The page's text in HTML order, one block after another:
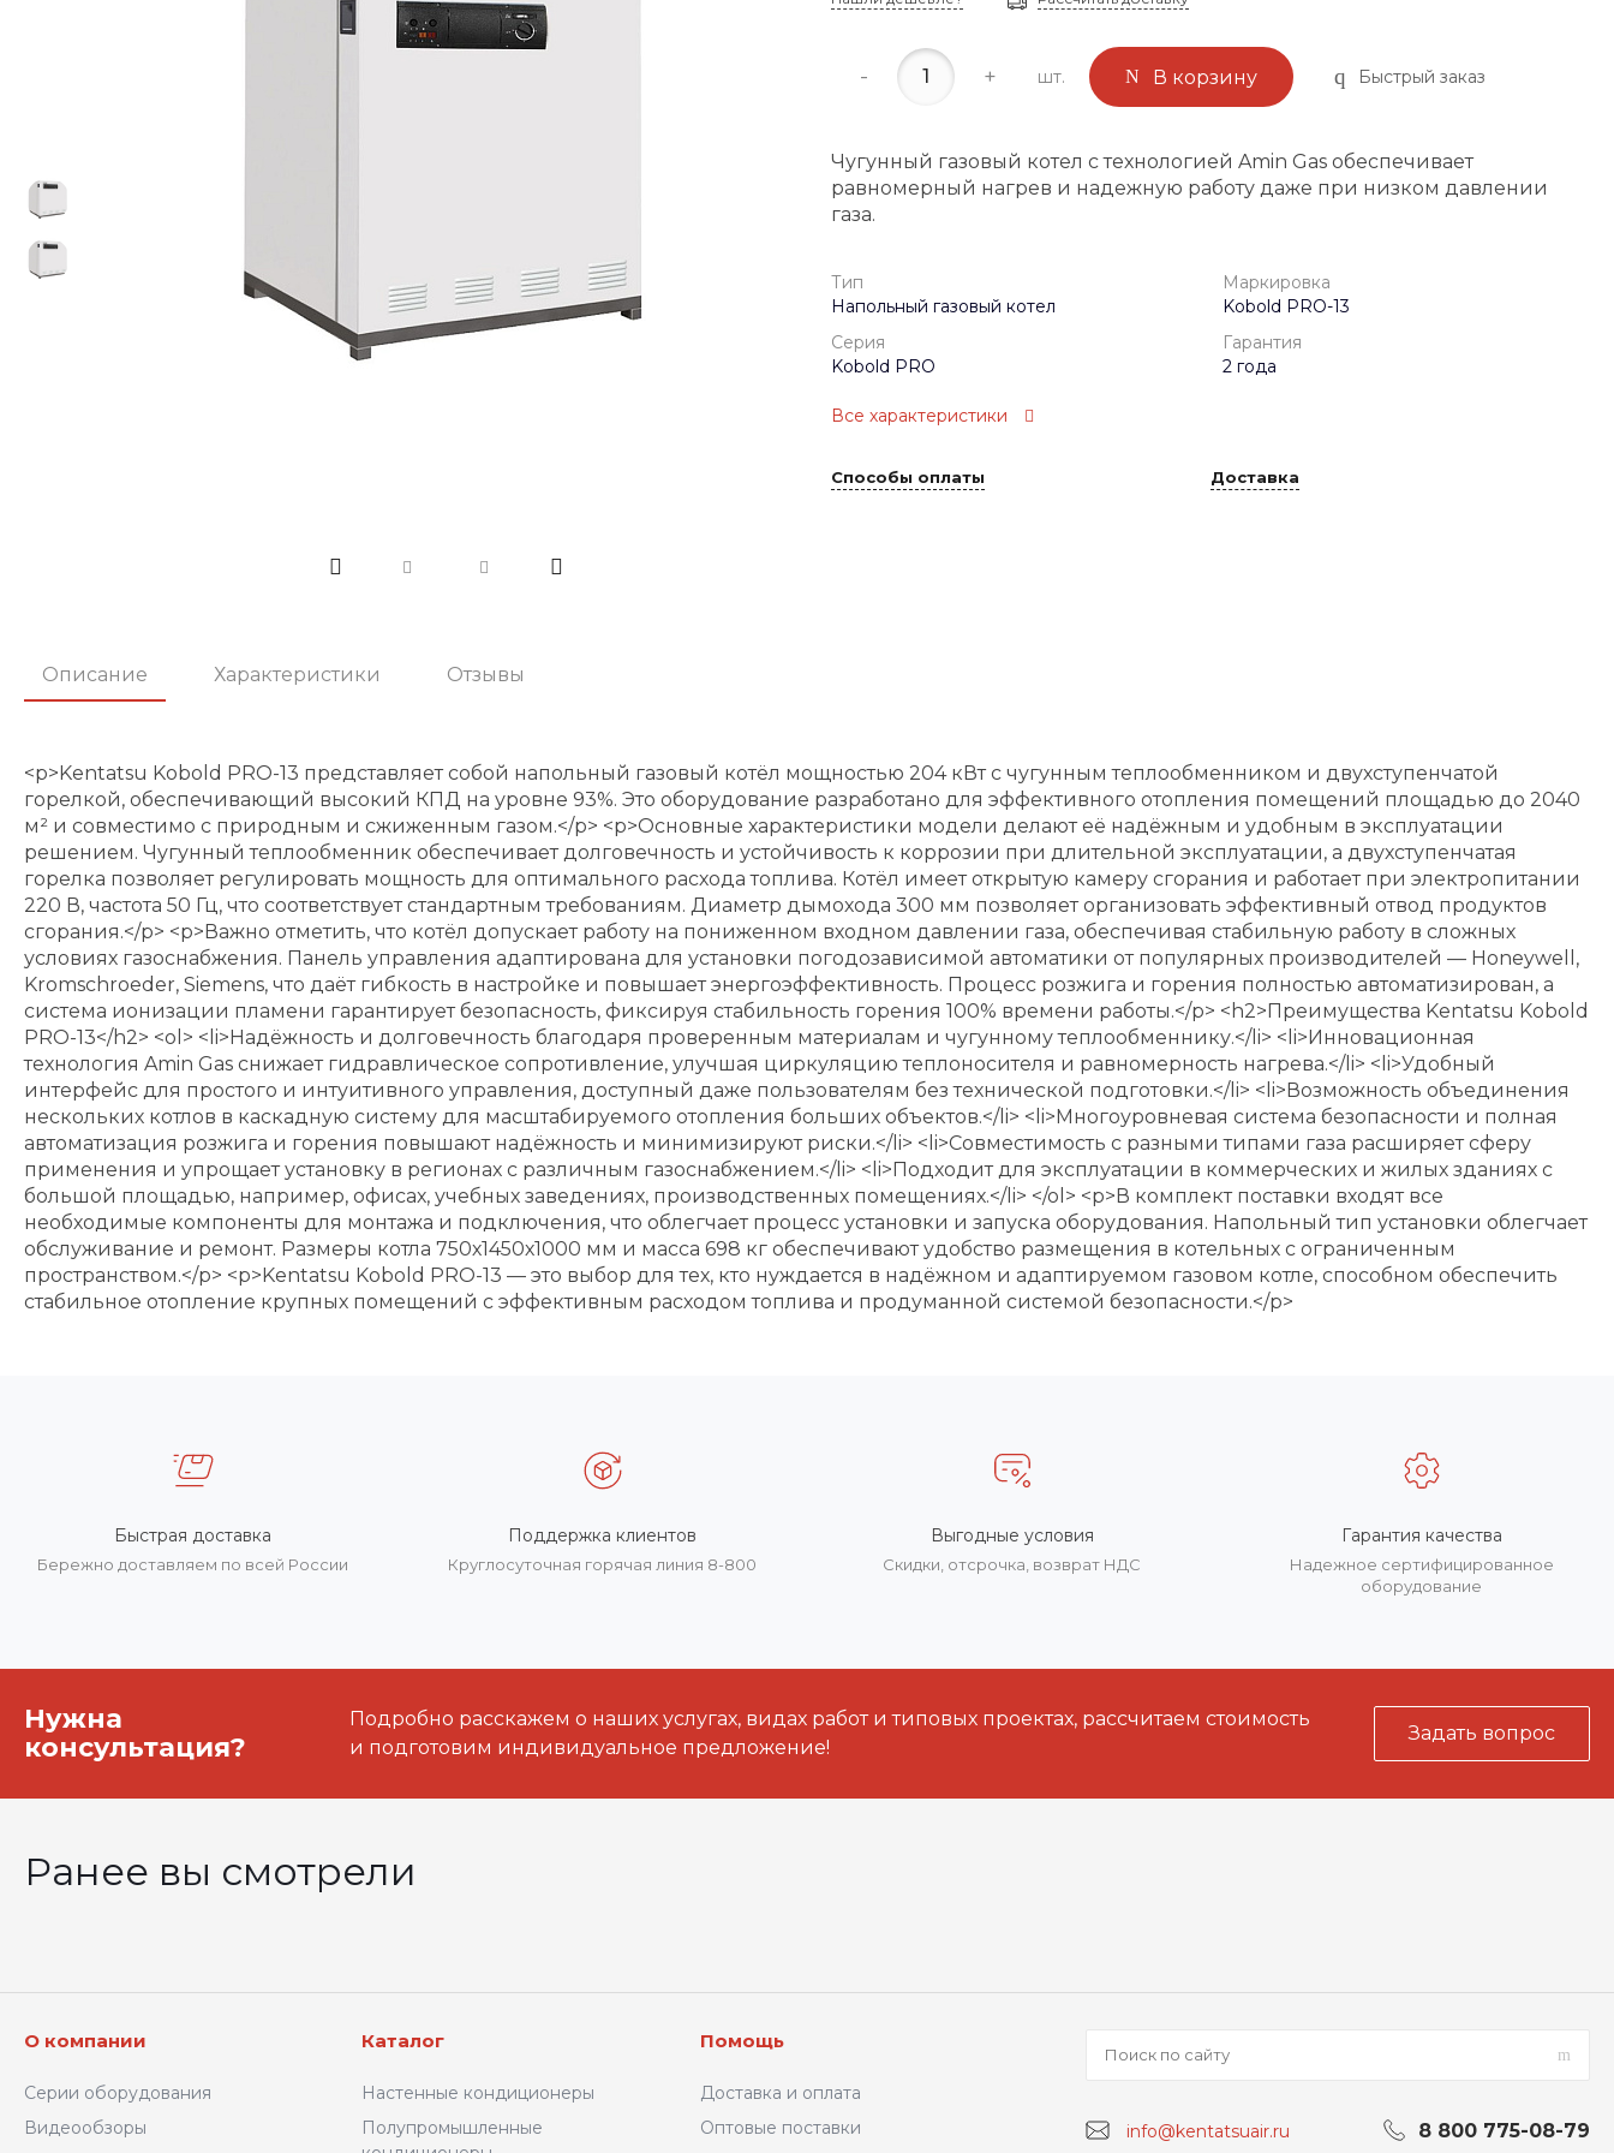
- + шт. В корзину Быстрый заказ
Чугунный газовый котел с технологией Amin Gas обеспечивает
равномерный нагрев и надежную работу даже при низком давлении
газа.
Тип
Напольный газовый котел
Маркировка
Kobold PRO-13
Серия
Kobold PRO
Гарантия
2 года
Все характеристики
Способы оплаты Доставка
Описание Характеристики Отзывы
<p>Kentatsu Kobold PRO-13 представляет собой напольный газовый котёл мощностью 204 кВт с чугунным теплообменником и двухступенчатой
горелкой, обеспечивающий высокий КПД на уровне 93%. Это оборудование разработано для эффективного отопления помещений площадью до 2040
м² и совместимо с природным и сжиженным газом.</p> <p>Основные характеристики модели делают её надёжным и удобным в эксплуатации
решением. Чугунный теплообменник обеспечивает долговечность и устойчивость к коррозии при длительной эксплуатации, а двухступенчатая
горелка позволяет регулировать мощность для оптимального расхода топлива. Котёл имеет открытую камеру сгорания и работает при электропитании
220 В, частота 50 Гц, что соответствует стандартным требованиям. Диаметр дымохода 300 мм позволяет организовать эффективный отвод продуктов
сгорания.</p> <p>Важно отметить, что котёл допускает работу на пониженном входном давлении газа, обеспечивая стабильную работу в сложных
условиях газоснабжения. Панель управления адаптирована для установки погодозависимой автоматики от популярных производителей — Honeywell,
Kromschroeder, Siemens, что даёт гибкость в настройке и повышает энергоэффективность. Процесс розжига и горения полностью автоматизирован, а
система ионизации пламени гарантирует безопасность, фиксируя стабильность горения 100% времени работы.</p> <h2>Преимущества Kentatsu Kobold
PRO-13</h2> <ol> <li>Надёжность и долговечность благодаря проверенным материалам и чугунному теплообменнику.</li> <li>Инновационная
технология Amin Gas снижает гидравлическое сопротивление, улучшая циркуляцию теплоносителя и равномерность нагрева.</li> <li>Удобный
интерфейс для простого и интуитивного управления, доступный даже пользователям без технической подготовки.</li> <li>Возможность объединения
нескольких котлов в каскадную систему для масштабируемого отопления больших объектов.</li> <li>Многоуровневая система безопасности и полная
автоматизация розжига и горения повышают надёжность и минимизируют риски.</li> <li>Совместимость с разными типами газа расширяет сферу
применения и упрощает установку в регионах с различным газоснабжением.</li> <li>Подходит для эксплуатации в коммерческих и жилых зданиях с
большой площадью, например, офисах, учебных заведениях, производственных помещениях.</li> </ol> <p>В комплект поставки входят все
необходимые компоненты для монтажа и подключения, что облегчает процесс установки и запуска оборудования. Напольный тип установки облегчает
обслуживание и ремонт. Размеры котла 750х1450х1000 мм и масса 698 кг обеспечивают удобство размещения в котельных с ограниченным
пространством.</p> <p>Kentatsu Kobold PRO-13 — это выбор для тех, кто нуждается в надёжном и адаптируемом газовом котле, способном обеспечить
стабильное отопление крупных помещений с эффективным расходом топлива и продуманной системой безопасности.</p>
Быстрая доставка
Бережно доставляем по всей России
Поддержка клиентов
Круглосуточная горячая линия 8-800
Выгодные условия
Скидки, отсрочка, возврат НДС
Гарантия качества
Надежное сертифицированное
оборудование
Нужна
консультация?
Подробно расскажем о наших услугах, видах работ и типовых проектах, рассчитаем стоимость
и подготовим индивидуальное предложение!
Задать вопрос
Ранее вы смотрели
О компании
Серии оборудования
Видеообзоры
Каталог
Настенные кондиционеры
Полупромышленные
Помощь
Доставка и оплата
Оптовые поставки
info@kentatsuair.ru 8 800 775-08-79